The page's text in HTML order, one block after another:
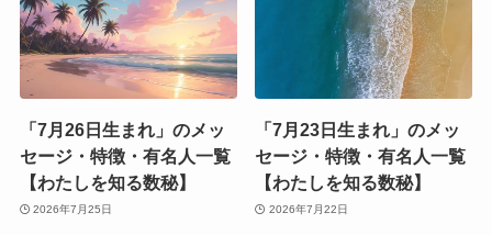
「7月26日生まれ」のメッ
セージ・特徴・有名人一覧
【わたしを知る数秘】
2026年7月25日
「7月23日生まれ」のメッ
セージ・特徴・有名人一覧
【わたしを知る数秘】
2026年7月22日